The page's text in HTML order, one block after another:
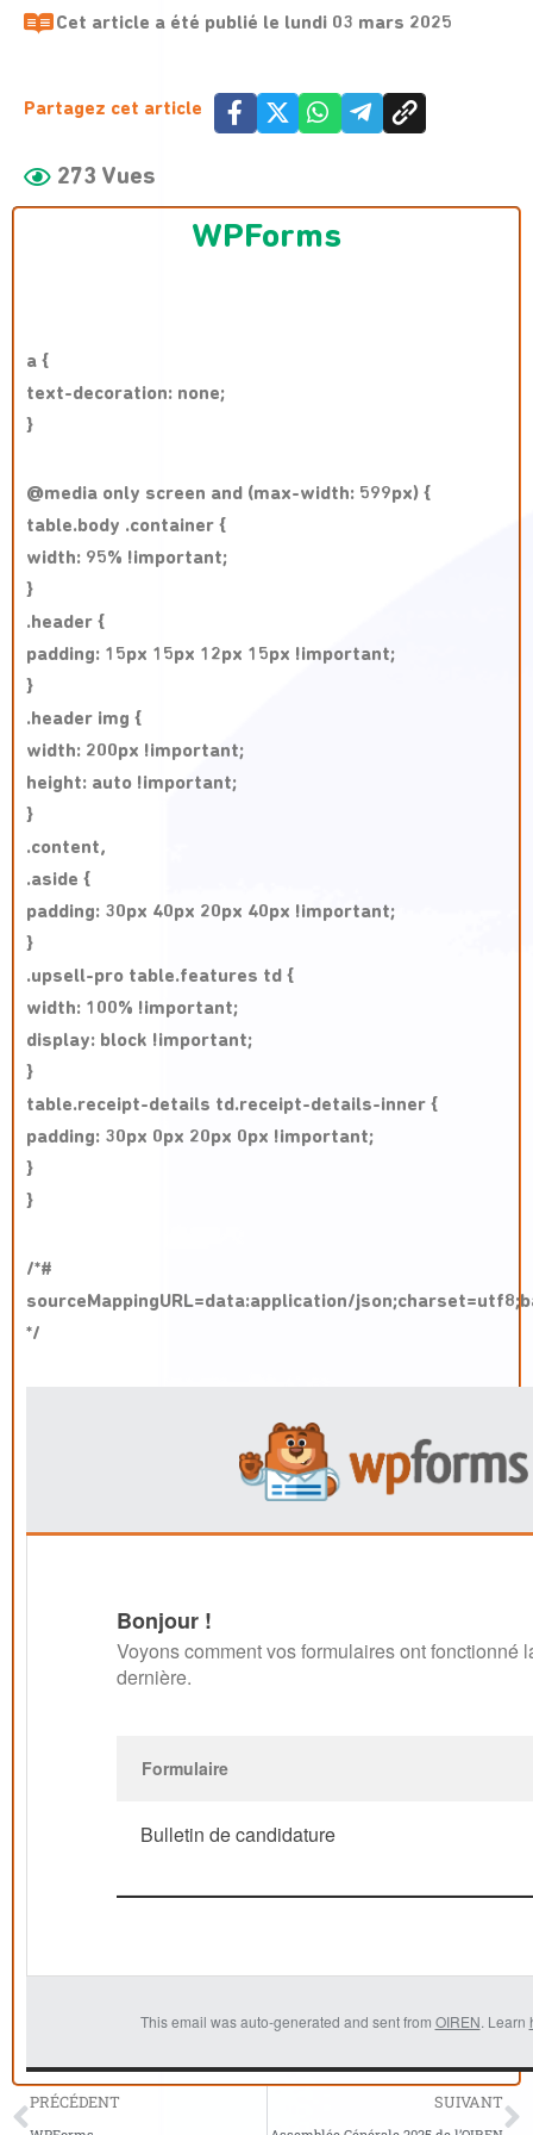
Cet article a été publié le lundi 03 mars 2025
Partagez cet article
273 Vues
WPForms
a {
text-decoration: none;
}
@media only screen and (max-width: 599px) {
table.body .container {
width: 95% !important;
}
.header {
padding: 15px 15px 12px 15px !important;
}
.header img {
width: 200px !important;
height: auto !important;
}
.content,
.aside {
padding: 30px 40px 20px 40px !important;
}
.upsell-pro table.features td {
width: 100% !important;
display: block !important;
}
table.receipt-details td.receipt-details-inner {
padding: 30px 0px 20px 0px !important;
}
}
/*#
sourceMappingURL=data:application/
*/
Bonjour !
Voyons comment vos formulaires ont fonctionné
dernière.
Formulaire
Bulletin de candidature
This email was auto-generated and sent from OIREN. Learn
PRÉCÉDENT SUIVANT